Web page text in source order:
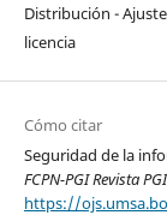
Distribución -
licencia
Cómo citar
Seguridad de la
FCPN-PGI Revista PGI
https://